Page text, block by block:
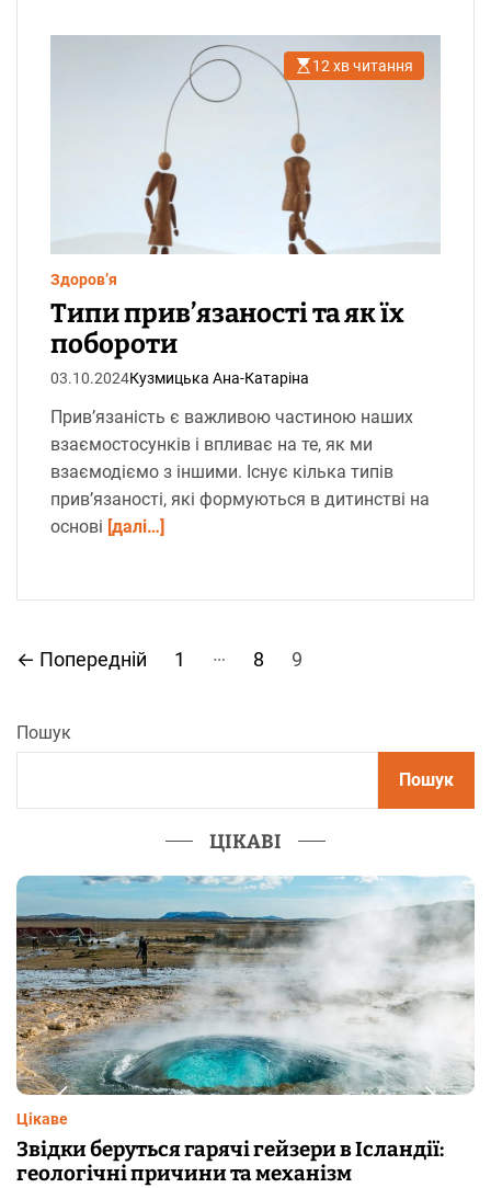
О
а
т
12 хв читання
Здоров’я
Типи прив’язаності та як їх
побороти
03.10.2024Кузмицька Ана-Катаріна
Прив’язаність є важливою частиною наших
взаємостосунків і впливає на те, як ми
взаємодіємо з іншими. Існує кілька типів
прив’язаності, які формуються в дитинстві на
основі [далі…]
П
г
а
ц
і
я
з
а
п
← Попередній 1 … 8 9
Пошук
Пошук
ЦІКАВІ
Цікаве
Звідки беруться гарячі гейзери в Ісландії:
геологічні причини та механізм